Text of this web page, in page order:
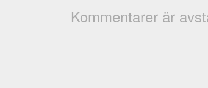
Kommentarer är